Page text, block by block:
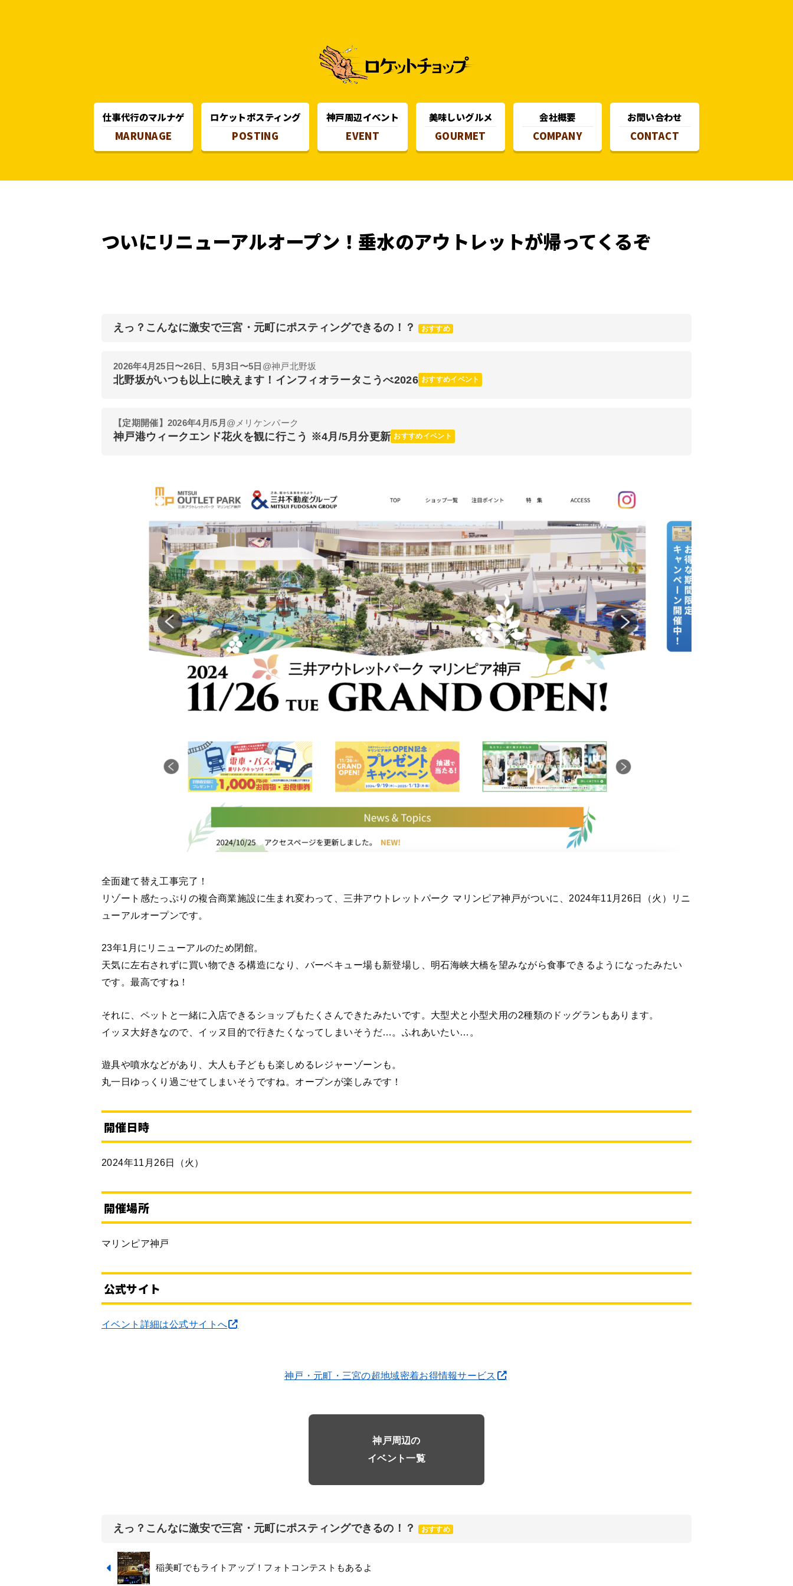
仕事代行のマルナゲ
MARUNAGE
ロケットポスティング
POSTING
神戸周辺イベント
EVENT
美味しいグルメ
GOURMET
会社概要
COMPANY
お問い合わせ
CONTACT
ついにリニューアルオープン！垂水のアウトレットが帰ってくるぞ
えっ？こんなに激安で三宮・元町にポスティングできるの！？ おすすめ
2026年4月25日〜26日、5月3日〜5日 @神戸北野坂
北野坂がいつも以上に映えます！インフィオラータこうべ2026 おすすめイベント
【定期開催】2026年4月/5月 @メリケンパーク
神戸港ウィークエンド花火を観に行こう ※4月/5月分更新 おすすめイベント
全面建て替え工事完了！
リゾート感たっぷりの複合商業施設に生まれ変わって、三井アウトレットパーク マリンピア神戸がついに、2024年11月26日（火）リニ
ューアルオープンです。
23年1月にリニューアルのため閉館。
天気に左右されずに買い物できる構造になり、バーベキュー場も新登場し、明石海峡大橋を望みながら食事できるようになったみたい
です。最高ですね！
それに、ペットと一緒に入店できるショップもたくさんできたみたいです。大型犬と小型犬用の2種類のドッグランもあります。
イッヌ大好きなので、イッヌ目的で行きたくなってしまいそうだ…。ふれあいたい…。
遊具や噴水などがあり、大人も子どもも楽しめるレジャーゾーンも。
丸一日ゆっくり過ごせてしまいそうですね。オープンが楽しみです！
開催日時
2024年11月26日（火）
開催場所
マリンピア神戸
公式サイト
イベント詳細は公式サイトへ
神戸・元町・三宮の超地域密着お得情報サービス
神戸周辺の
イベント一覧
えっ？こんなに激安で三宮・元町にポスティングできるの！？ おすすめ
稲美町でもライトアップ！フォトコンテストもあるよ